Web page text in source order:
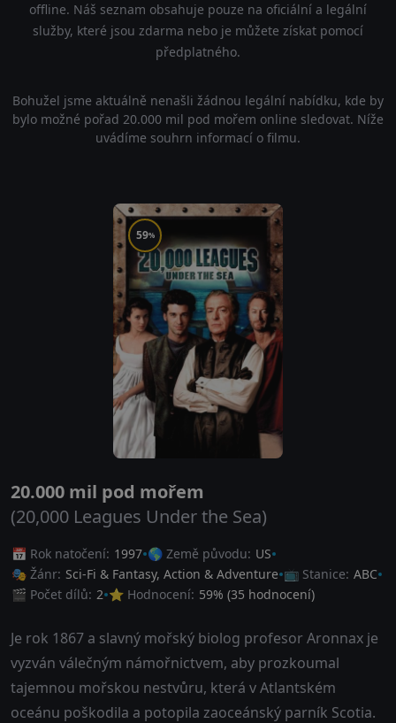
offline. Náš seznam obsahuje pouze na oficiální a legální
služby, které jsou zdarma nebo je můžete získat pomocí
předplatného.
Bohužel jsme aktuálně nenašli žádnou legální nabídku, kde by
bylo možné pořad 20.000 mil pod mořem online sledovat. Níže
uvádíme souhrn informací o filmu.
59%
20.000 mil pod mořem
(20,000 Leagues Under the Sea)
📅 Rok natočení: 1997 🌎 Země původu: US
🎭 Žánr: Sci-Fi & Fantasy, Action & Adventure 📺 Stanice: ABC
🎬 Počet dílů: 2 ⭐ Hodnocení: 59% (35 hodnocení)
Je rok 1867 a slavný mořský biolog profesor Aronnax je
vyzván válečným námořnictvem, aby prozkoumal
tajemnou mořskou nestvůru, která v Atlantském
oceánu poškodila a potopila zaoceánský parník Scotia.